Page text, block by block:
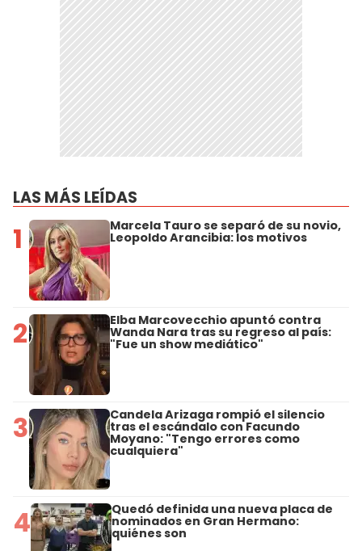
LAS MÁS LEÍDAS
1 Marcela Tauro se separó de su novio,
Leopoldo Arancibia: los motivos
2 Elba Marcovecchio apuntó contra
Wanda Nara tras su regreso al país:
"Fue un show mediático"
3 Candela Arizaga rompió el silencio
tras el escándalo con Facundo
Moyano: "Tengo errores como
cualquiera"
4 Quedó definida una nueva placa de
nominados en Gran Hermano:
quiénes son